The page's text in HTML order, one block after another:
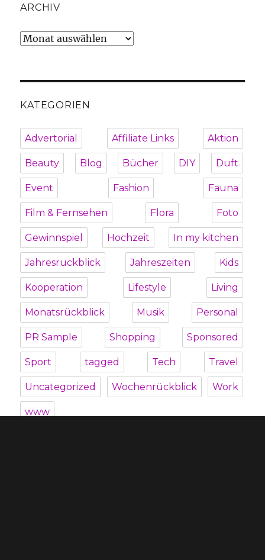
ARCHIV
Archiv
KATEGORIEN
Advertorial Affiliate Links Aktion
Beauty Blog Bücher DIY Duft
Event Fashion Fauna
Film & Fernsehen Flora Foto
Gewinnspiel Hochzeit In my kitchen
Jahresrückblick Jahreszeiten Kids
Kooperation Lifestyle Living
Monatsrückblick Musik Personal
PR Sample Shopping Sponsored
Sport tagged Tech Travel
Uncategorized Wochenrückblick Work
www